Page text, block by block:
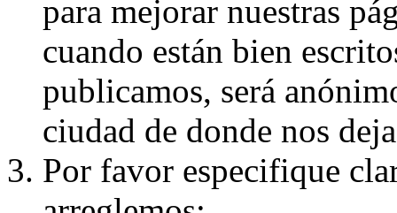
para mejorar nuestras
cuando están bien
publicamos, será
ciudad de donde nos
Por favor especifique